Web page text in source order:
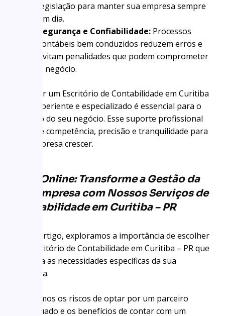
legislação para manter sua empresa sempre
em dia.
Segurança e Confiabilidade: Processos
contábeis bem conduzidos reduzem erros e
evitam penalidades que podem comprometer
o negócio.
Escolher um Escritório de Contabilidade em Curitiba
– PR experiente e especializado é essencial para o
sucesso do seu negócio. Esse suporte profissional
garante competência, precisão e tranquilidade para
sua empresa crescer.
KGD Online: Transforme a Gestão da
Sua Empresa com Nossos Serviços de
Contabilidade em Curitiba – PR
Neste artigo, exploramos a importância de escolher
um Escritório de Contabilidade em Curitiba – PR que
entenda as necessidades específicas da sua
empresa.
Discutimos os riscos de optar por um parceiro
inadequado e os benefícios de contar com um